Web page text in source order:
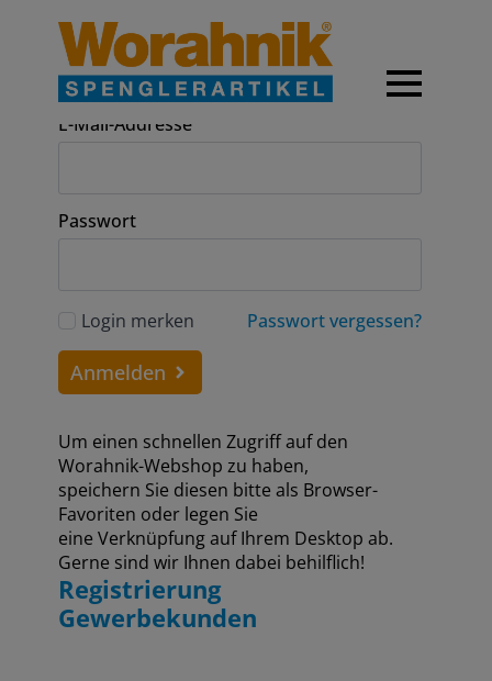
Anmeldung
E-Mail-Addresse
Passwort
Login merken Passwort vergessen?
Anmelden
Um einen schnellen Zugriff auf den
Worahnik-Webshop zu haben,
speichern Sie diesen bitte als Browser-
Favoriten oder legen Sie
eine Verknüpfung auf Ihrem Desktop ab.
Gerne sind wir Ihnen dabei behilflich!
Registrierung
Gewerbekunden